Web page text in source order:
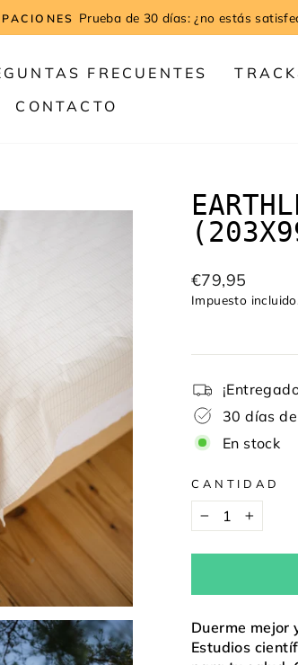
diapositivas
Prueba de 30 días: ¿no estás
FRECUENTES
CONTACTO
Precio
habitual
€79,95
Impuesto
30 días
En stock
CANTIDAD
− +
Duerme mejor
Estudios